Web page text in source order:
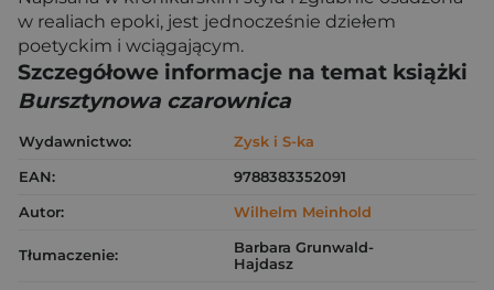
w realiach epoki, jest jednocześnie dziełem
poetyckim i wciągającym.
Szczegółowe informacje na temat książki
Bursztynowa czarownica
Wydawnictwo:
Zysk i S-ka
EAN:
9788383352091
Autor:
Wilhelm Meinhold
Tłumaczenie:
Barbara Grunwald-
Hajdasz